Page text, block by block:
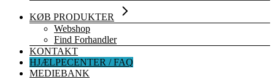
KØB PRODUKTER
Webshop
Find Forhandler
KONTAKT
HJÆLPECENTER / FAQ
MEDIEBANK